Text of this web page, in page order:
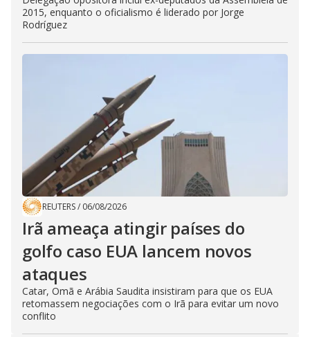
2015, enquanto o oficialismo é liderado por Jorge
Rodríguez
REUTERS/ 06/08/2026
Irã ameaça atingir países do
golfo caso EUA lancem novos
ataques
Catar, Omã e Arábia Saudita insistiram para que os EUA
retomassem negociações com o Irã para evitar um novo
conflito